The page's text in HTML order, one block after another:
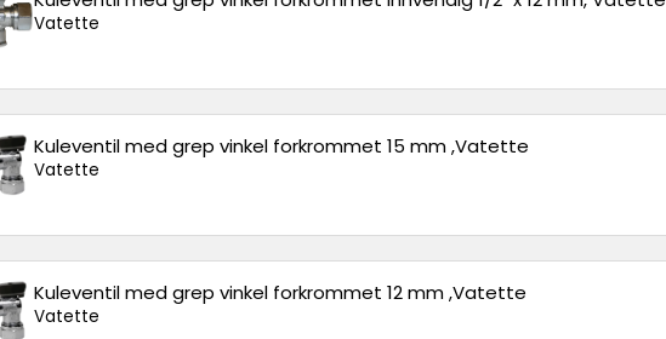
Vatette
Kuleventil med grep vinkel forkrommet 15 mm ,Vatette
Vatette
Kuleventil med grep vinkel forkrommet 12 mm ,Vatette
Vatette